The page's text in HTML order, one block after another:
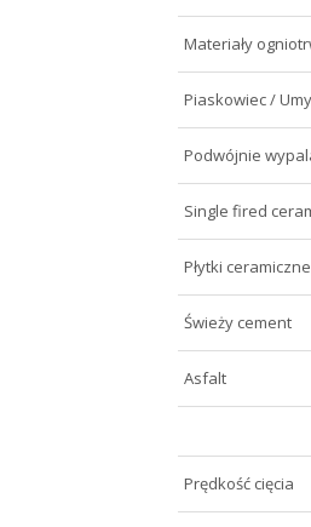
Materiały
Piaskowiec /
Podwójnie
Single fired
Płytki
Świeży cement
Asfalt
Prędkość cięcia